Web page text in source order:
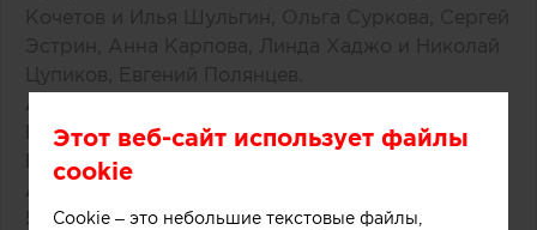
Кочетов и Илья Шульгин, Ольга Суркова, Сергей
Эстрин, Анна Карпова, Линда Хаджо и Николай
Цупиков, Евгений Полянцев.
А вот имена победителей конкурса EXTERIA
Best House Award в основных номинациях:
Номинация «Павильон»
Арсений Борисенко. Объект - дом площадью
50 кв.м в Московской области.
Этот веб-сайт использует файлы
cookie
Cookie – это небольшие текстовые файлы,